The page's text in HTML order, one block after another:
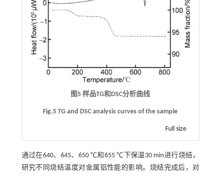
图5 样品TG和DSC分析曲线
Fig.5 TG and DSC analysis curves of the sample
Full size
通过在640、645、650 ℃和655 ℃下保温30 min进行烧结，
研究不同烧结温度对金属铝性能的影响。烧结完成后，对